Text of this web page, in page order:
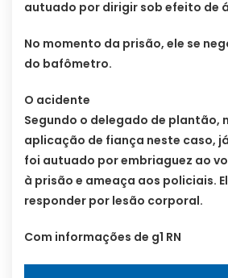
autuado por dirigir sob efeito de
No momento da prisão, ele se
do bafômetro.
O acidente
Segundo o delegado de plantão,
aplicação de fiança neste caso,
foi autuado por embriaguez ao
à prisão e ameaça aos policiais.
responder por lesão corporal.
Com informações de g1 RN